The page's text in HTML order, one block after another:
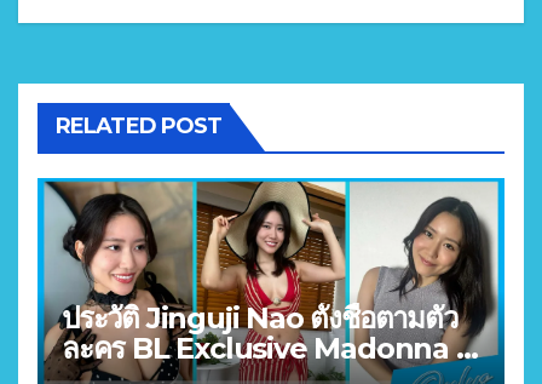
RELATED POST
ประวัติ Jinguji Nao ตั้งชื่อตามตัว
ละคร BL Exclusive Madonna +